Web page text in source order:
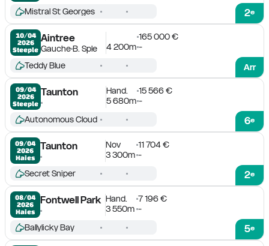
2e
Mistral St Georges
10/04
2026
Steeple
Aintree
GaucheB. Sple
165 000 €
4 200m -
Arr
Teddy Blue
09/04
2026
Steeple
Taunton Hand.
15 566 €
5 680m -
6e
Autonomous Cloud
09/04
2026
Haies
Taunton Nov
11 704 €
3 300m -
2e
Secret Sniper
08/04
2026
Haies
Fontwell Park Hand.
7 196 €
3 550m -
5e
Ballylicky Bay